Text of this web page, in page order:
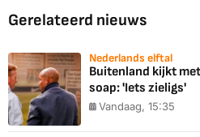
Gerelateerd nieuws
Nederlands elftal
Buitenland kijkt
soap: 'Iets zieligs'
Vandaag, 15:35